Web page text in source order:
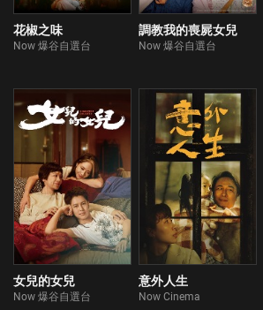
花椒之味
Now 爆谷自選台
調教我的喪屍女兒
Now 爆谷自選台
女兒的女兒
Now 爆谷自選台
意外人生
Now Cinema